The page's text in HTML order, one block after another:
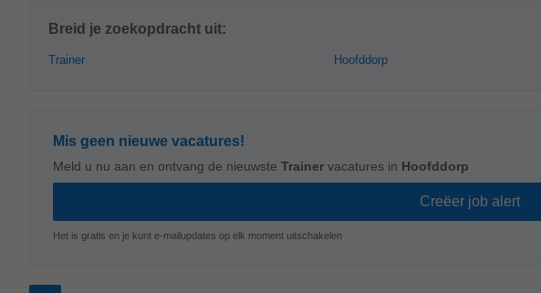
Breid je zoekopdracht uit:
Trainer Hoofddorp
Mis geen nieuwe vacatures!
Meld u nu aan en ontvang de nieuwste Trainer vacatures in Hoofddorp
Het is gratis en je kunt e-mailupdates op elk moment uitschakelen